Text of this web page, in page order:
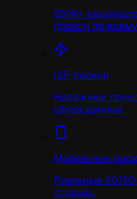
500K+
прокси по
ISP прокси
Надёжные
сбора данных.
Мобильные
Реальные 4G/
странах.